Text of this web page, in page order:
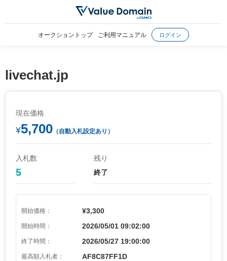
オークショントップ ご利用マニュアル ログイン
livechat.jp
現在価格
¥5,700 （自動入札設定あり）
入札数
5
残り
終了
開始価格： ¥3,300
開始時間： 2026/05/01 09:02:00
終了時間： 2026/05/27 19:00:00
最高額入札者： AF8C87FF1D